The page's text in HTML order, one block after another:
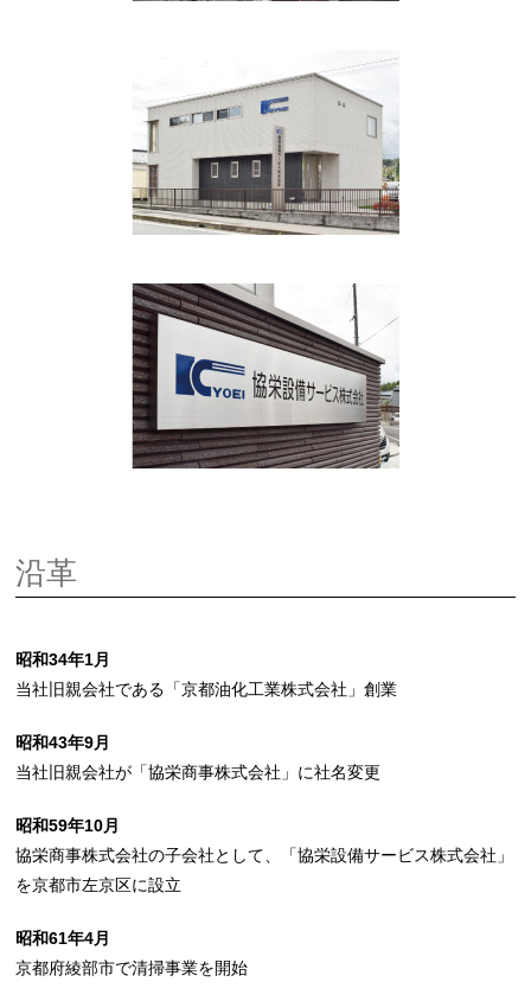
沿革
昭和34年1月
当社旧親会社である「京都油化工業株式会社」創業
昭和43年9月
当社旧親会社が「協栄商事株式会社」に社名変更
昭和59年10月
協栄商事株式会社の子会社として、「協栄設備サービス株式会社」
を京都市左京区に設立
昭和61年4月
京都府綾部市で清掃事業を開始